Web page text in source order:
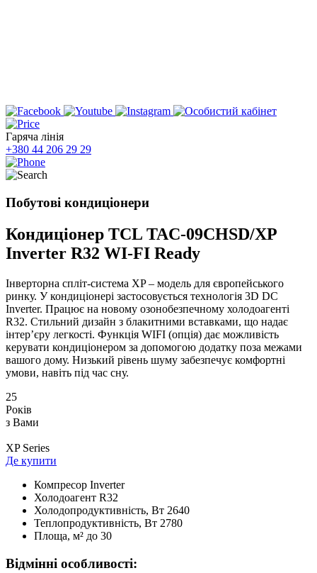
Гаряча лінія
+380 44 206 29 29
Побутові кондиціонери
Кондиціонер TCL TAC-09CHSD/XP
Inverter R32 WI-FI Ready
Інверторна спліт-система XP – модель для європейського
ринку. У кондиціонері застосовується технологія 3D DC
Inverter. Працює на новому озонобезпечному холодоагенті
R32. Стильний дизайн з блакитними вставками, що надає
інтер’єру легкості. Функція WIFI (опція) дає можливість
керувати кондиціонером за допомогою додатку поза межами
вашого дому. Низький рівень шуму забезпечує комфортні
умови, навіть під час сну.
25
Років
з Вами
XP Series
Де купити
Компресор Inverter
Холодоагент R32
Холодопродуктивність, Bт 2640
Теплопродуктивність, Bт 2780
Площа, м² до 30
Відмінні особливості: